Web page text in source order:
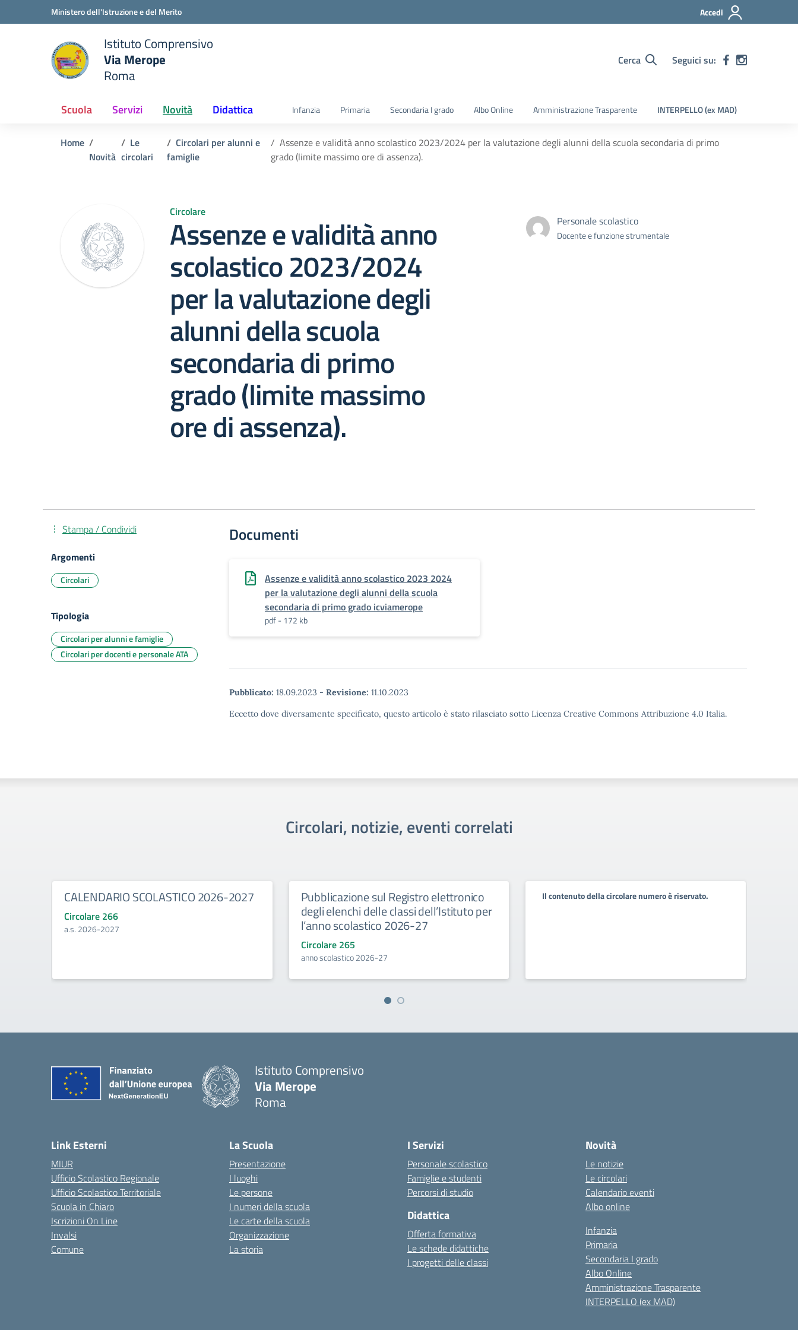
Vai ai contenuti
Vai al menu di navigazioneMinistero dell'Istruzione e del Merito Accedi
scuola
Istituto Comprensivo
Via Merope
Roma
Cerca Seguici su:
Scuola Servizi Novità Didattica Infanzia Primaria Secondaria I grado Albo Online Amministrazione Trasparente INTERPELLO (ex MAD)
Home
Novità
Le
circolari
Circolari per alunni e
famiglie
Assenze e validità anno scolastico 2023/2024 per la valutazione degli alunni della scuola secondaria di primo
grado (limite massimo ore di assenza).
Circolare
Assenze e validità anno
scolastico 2023/2024
per la valutazione degli
alunni della scuola
secondaria di primo
grado (limite massimo
ore di assenza).
Personale scolastico
Docente e funzione strumentale
Documenti
Assenze e validità anno scolastico 2023 2024
per la valutazione degli alunni della scuola
secondaria di primo grado icviamerope
pdf - 172 kb
Pubblicato: 18.09.2023 - Revisione: 11.10.2023
Eccetto dove diversamente specificato, questo articolo è stato rilasciato sotto Licenza Creative Commons Attribuzione 4.0 Italia.
Stampa / Condividi
Argomenti
Circolari
Tipologia
Circolari per alunni e famiglie
Circolari per docenti e personale ATA
Circolari, notizie, eventi correlati
CALENDARIO SCOLASTICO 2026-2027
Circolare 266
a.s. 2026-2027
Pubblicazione sul Registro elettronico
degli elenchi delle classi dell’Istituto per
l’anno scolastico 2026-27
Circolare 265
anno scolastico 2026-27
Il contenuto della circolare numero è riservato.
Istituto Comprensivo
Via Merope
Roma
Link Esterni
MIUR
Ufficio Scolastico Regionale
Ufficio Scolastico Territoriale
Scuola in Chiaro
Iscrizioni On Line
Invalsi
Comune
La Scuola
Presentazione
I luoghi
Le persone
I numeri della scuola
Le carte della scuola
Organizzazione
La storia
I Servizi
Personale scolastico
Famiglie e studenti
Percorsi di studio
Didattica
Offerta formativa
Le schede didattiche
I progetti delle classi
Novità
Le notizie
Le circolari
Calendario eventi
Albo online
Infanzia
Primaria
Secondaria I grado
Albo Online
Amministrazione Trasparente
INTERPELLO (ex MAD)